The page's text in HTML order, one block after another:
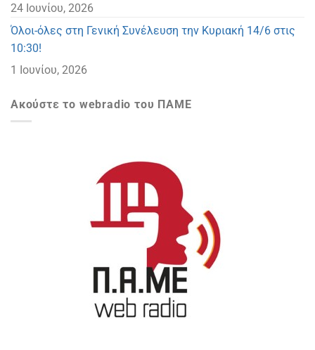
24 Ιουνίου, 2026
Όλοι-όλες στη Γενική Συνέλευση την Κυριακή 14/6 στις
10:30!
1 Ιουνίου, 2026
Ακούστε το webradio του ΠΑΜΕ